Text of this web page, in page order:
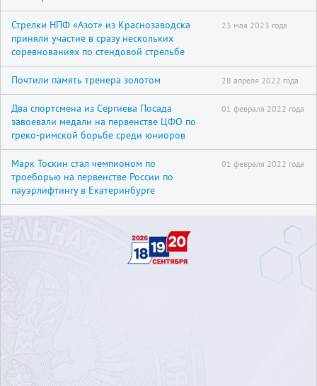
Стрелки НПФ «Азот» из Краснозаводска
приняли участие в сразу нескольких
соревнованиях по стендовой стрельбе
23 мая 2023 года
Почтили память тренера золотом 28 апреля 2022 года
Два спортсмена из Сергиева Посада
завоевали медали на первенстве ЦФО по
греко-римской борьбе среди юниоров
01 февраля 2022 года
Марк Тоскин стал чемпионом по
троеборью на первенстве России по
пауэрлифтингу в Екатеринбурге
01 февраля 2022 года